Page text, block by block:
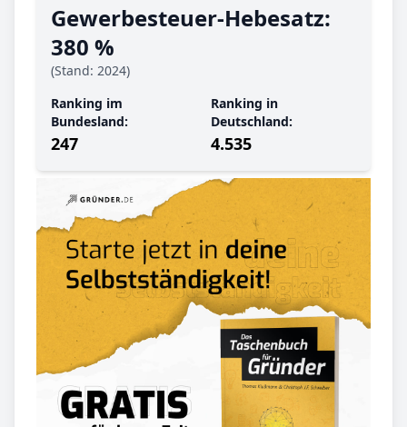
Gewerbe­steuer-Hebe­satz:
380 %
(Stand: 2024)
Ranking im
Bundesland:
247
Ranking in
Deutschland:
4.535